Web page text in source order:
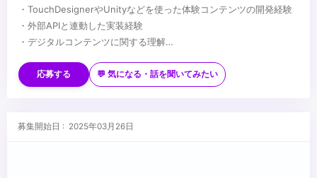
・TouchDesignerやUnityなどを使った体験コンテンツの開発経験
・外部APIと連動した実装経験
・デジタルコンテンツに関する理解
スへの理解
・Webフロントエンドエンジニアとしての経験
・Webサイトの設計スキル（CSS設計やコンポーネント設計）
・iOS/Androidのネイティブアプリ開発
...
応募する 💬 気になる・話を聞いてみたい
募集開始日 : 2025年03月26日